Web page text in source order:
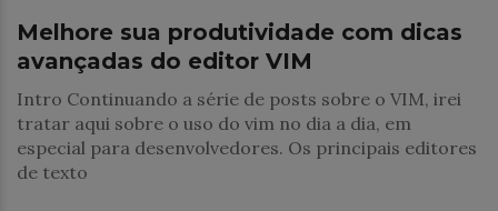
Melhore sua produtividade com dicas
avançadas do editor VIM
Intro Continuando a série de posts sobre o VIM, irei
tratar aqui sobre o uso do vim no dia a dia, em
especial para desenvolvedores. Os principais editores
de texto